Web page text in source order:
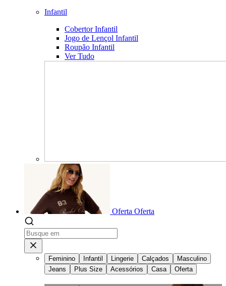
Infantil
Cobertor Infantil
Jogo de Lençol Infantil
Roupão Infantil
Ver Tudo
Oferta Oferta
Feminino Infantil Lingerie Calçados
Masculino
Jeans
Plus Size Acessórios Casa Oferta